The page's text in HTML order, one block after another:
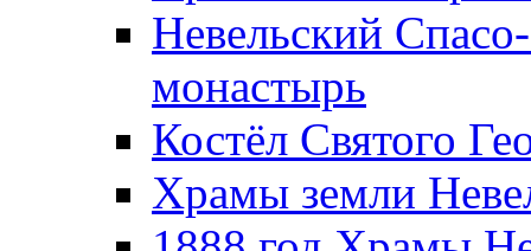
Невельский
монастырь
Костёл Святого
Храмы земли